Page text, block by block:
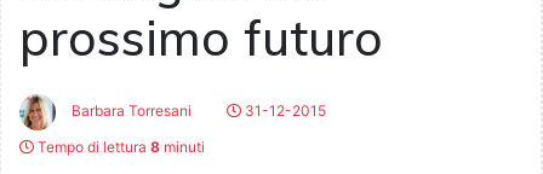
prossimo futuro
Barbara Torresani
31-12-2015
Tempo di lettura 8 minuti